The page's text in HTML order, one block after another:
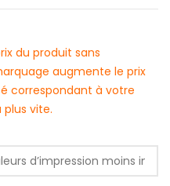
du produit sans
augmente le prix
correspondant à votre
vite.